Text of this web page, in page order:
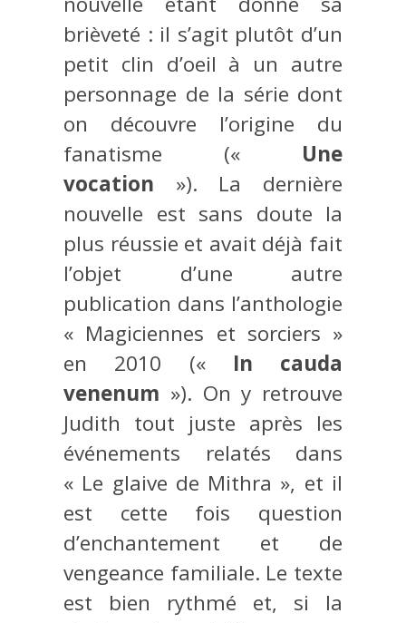
brièveté : il s’agit plutôt d’un
petit clin d’oeil à un autre
personnage de la série dont
on découvre l’origine du
fanatisme (« Une
vocation »). La dernière
nouvelle est sans doute la
plus réussie et avait déjà fait
l’objet d’une autre
publication dans l’anthologie
« Magiciennes et sorciers »
en 2010 («In cauda
venenum »). On y retrouve
Judith tout juste après les
événements relatés dans
« Le glaive de Mithra », et il
est cette fois question
d’enchantement et de
vengeance familiale. Le texte
est bien rythmé et, si la